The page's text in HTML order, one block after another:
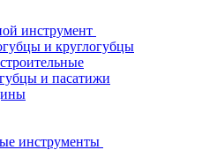
инструмент
и круглогубцы
и пасатижи
инструменты